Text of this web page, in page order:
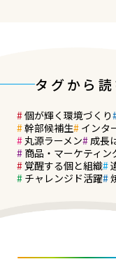
タグから読
個が輝く環境づくり
幹部候補生 インタ
丸源ラーメン 成長
商品・マーケティン
覚醒する個と組織
チャレンジド活躍